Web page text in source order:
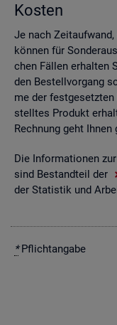
Kos­ten
Je nach
kön­nen für
chen Fäl­len er­hal­ten
den Be­stell­vor­gang
me der
stell­tes Pro­dukt
Rech­nung geht Ihnen
Die In­for­ma­tio­nen
sind Be­stand­teil der
der Sta­tis­tik und
*Pflicht­an­ga­be